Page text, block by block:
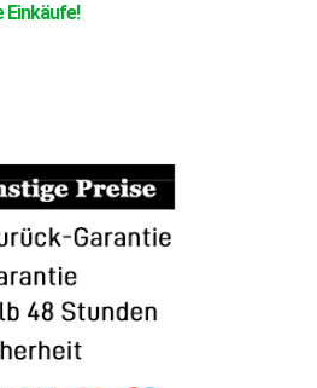
Einkäufe!